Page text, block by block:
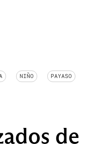
NIÑO PAYASO
de